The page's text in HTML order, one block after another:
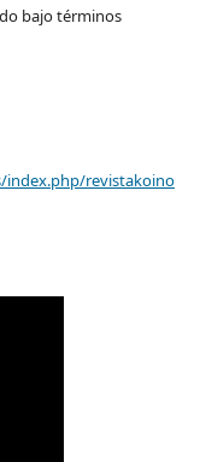
bajo términos
revistakoino